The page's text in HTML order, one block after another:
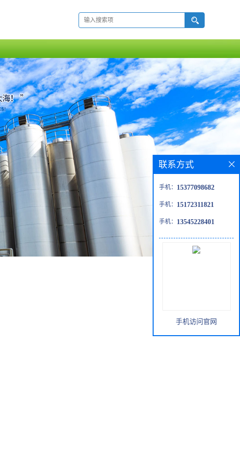
联系方式
手机： 15377098682
手机： 15172311821
手机： 13545228401
手机访问官网